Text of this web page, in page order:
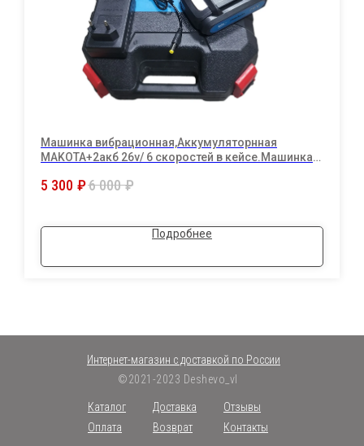
Машинка вибрационная,Аккумуляторнная
MAKOTA+2акб 26v/ 6 скоростей в кейсе.Машинка
5 300 ₽6 000 ₽
Подробнее
©2021-2023 Deshevo_vl
Каталог
Интернет-магазин с доставкой по России
Возврат
Отзывы
Оплата
Контакты
Доставка